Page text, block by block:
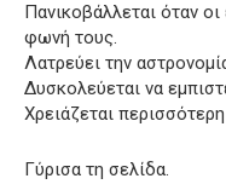
Πανικοβάλλεται όταν
φωνή τους.
Λατρεύει την
Δυσκολεύεται να
Χρειάζεται
Γύρισα τη σελίδα.